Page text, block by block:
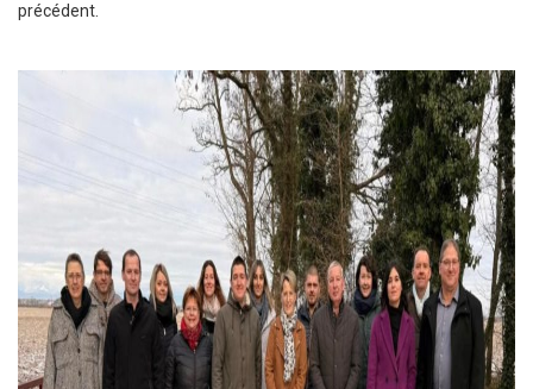
précédent.